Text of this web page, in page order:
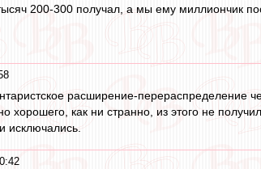
200-300 получал, а мы ему миллиончик
расширение-перераспределение
хорошего, как ни странно, из этого не
исключались.